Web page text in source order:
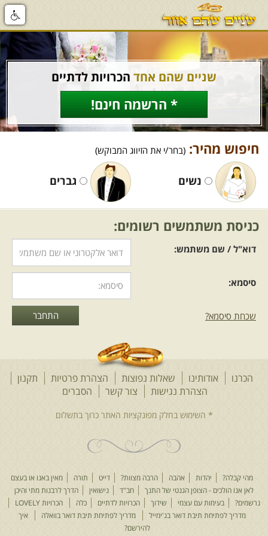
שניים שהם אחד הכרויות לדתיים
* הרשמה חינם!
חיפוש מהיר: (בחר/י את הזיווג המבוקש)
נשים גברים
כניסת משתמשים רשומים:
דוא"ל / שם משתמש:
סיסמא:
שכחת סיסמא?
הכרנו אודותינו שאלות נפוצות הצהרת פרטיות
תקנון
הצהרת נגישות
צור קשר הסברים
מהי קבלה? יהדות אהבה הרבה מצוות? דייט תורה
מאין באנו או בעצם
לאן אנו הולכים - הצופן הגנטי של התנך
חב"ד נישואין
הדרך לרבנות מתי והיכן
נרשמים?
בעימות עם עצמי שידוך הכרויות לדתיים כלה
הכרויות LOVELY
מדריך לפתיחת תיבת דואר בג'ימייל
מדריך לפתיחת תיבת דואר בוואלה
איך
להירשם?